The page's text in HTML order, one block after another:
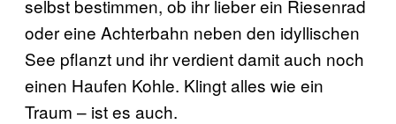
selbst bestimmen, ob ihr lieber ein Riesenrad
oder eine Achterbahn neben den idyllischen
See pflanzt und ihr verdient damit auch noch
einen Haufen Kohle. Klingt alles wie ein
Traum – ist es auch.